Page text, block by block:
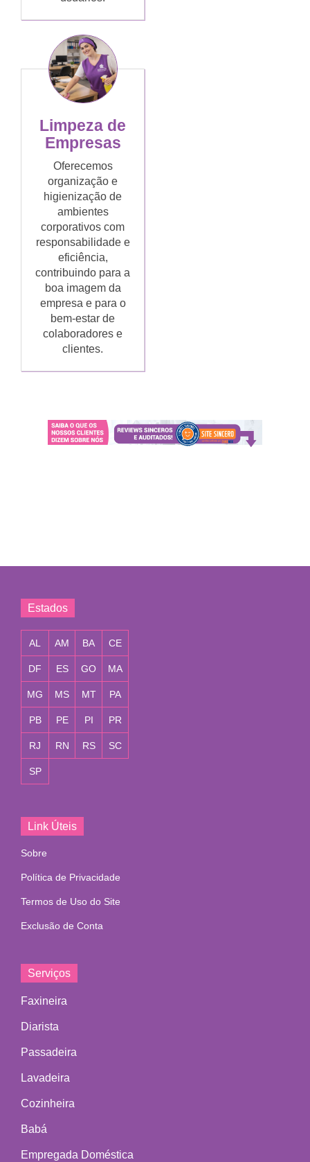
Limpeza de
Empresas
Oferecemos
organização e
higienização de
ambientes
corporativos com
responsabilidade e
eficiência,
contribuindo para a
boa imagem da
empresa e para o
bem-estar de
colaboradores e
clientes.
Estados
AL AM BA CE
DF ES GO MA
MG MS MT PA
PB PE PI PR
RJ RN RS SC
SP
Link Úteis
Sobre
Política de Privacidade
Termos de Uso do Site
Exclusão de Conta
Serviços
Faxineira
Diarista
Passadeira
Lavadeira
Cozinheira
Babá
Empregada Doméstica